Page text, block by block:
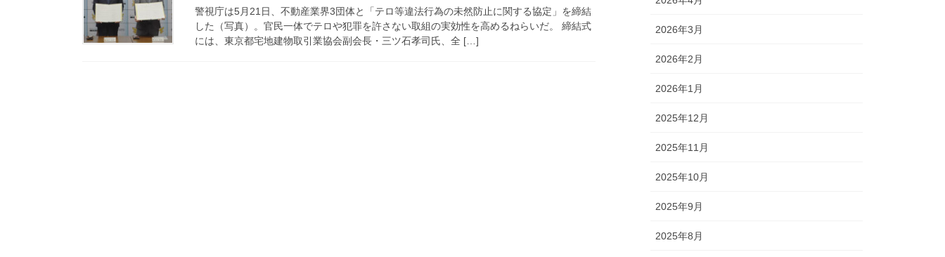
警視庁は5月21日、不動産業界3団体と「テロ等違法行為の未然防止に関する協定」を締結
した（写真）。官民一体でテロや犯罪を許さない取組の実効性を高めるねらいだ。 締結式
には、東京都宅地建物取引業協会副会長・三ツ石孝司氏、全 […]
2026年3月
2026年2月
2026年1月
2025年12月
2025年11月
2025年10月
2025年9月
2025年8月